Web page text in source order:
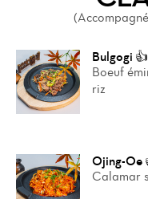
Bulgogi 👍
Boeuf
riz
Ojing-Oe
Calamar